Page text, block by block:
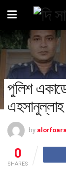
পুলিশ
এহসানুল্লাহ
by alorfoara
0
SHARES